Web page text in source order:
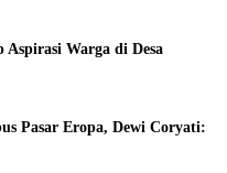
Aspirasi Warga di Desa
Pasar Eropa, Dewi Coryati: